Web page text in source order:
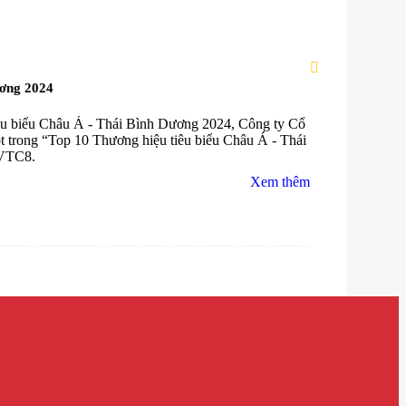
2024
biểu Châu Á - Thái Bình Dương 2024, Công ty Cổ
“Top 10 Thương hiệu tiêu biểu Châu Á - Thái
Xem thêm